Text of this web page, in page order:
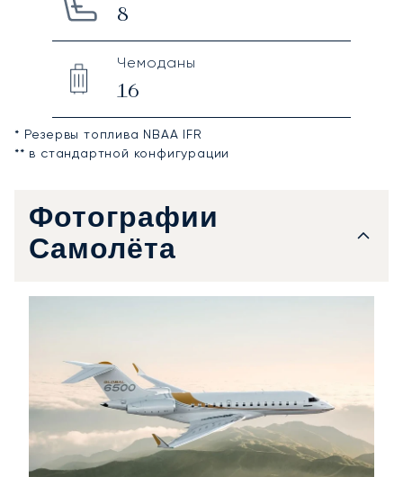
8
Чемоданы
16
* Резервы топлива NBAA IFR
** в стандартной конфигурации
Фотографии
Самолёта